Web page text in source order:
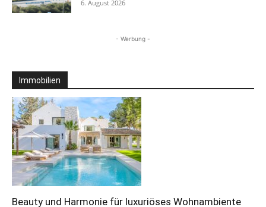
6. August 2026
- Werbung -
Immobilien
Beauty und Harmonie für luxuriöses Wohnambiente